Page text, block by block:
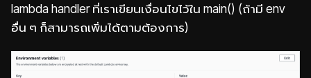
lambda handler ที่เราเขียนเงื่อนไขไว้ใน main() (ถ้ามี env
อื่น ๆ ก็สามารถเพิ่มได้ตามต้องการ)